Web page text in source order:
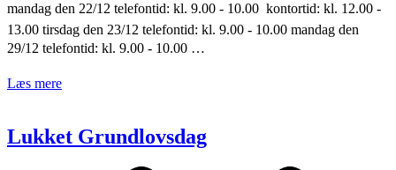
mandag den 22/12 telefontid: kl. 9.00 - 10.00  kontortid: kl. 12.00 -
13.00 tirsdag den 23/12 telefontid: kl. 9.00 - 10.00 mandag den
29/12 telefontid: kl. 9.00 - 10.00 …
Læs mere
Lukket Grundlovsdag